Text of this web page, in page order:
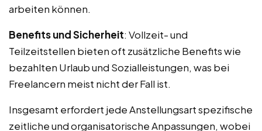
arbeiten können.
Benefits und Sicherheit: Vollzeit- und
Teilzeitstellen bieten oft zusätzliche Benefits wie
bezahlten Urlaub und Sozialleistungen, was bei
Freelancern meist nicht der Fall ist.
Insgesamt erfordert jede Anstellungsart spezifische
zeitliche und organisatorische Anpassungen, wobei